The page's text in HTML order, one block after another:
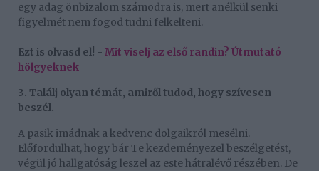
egy adag önbizalom számodra is, mert anélkül senki
figyelmét nem fogod tudni felkelteni.
Ezt is olvasd el! - Mit viselj az első randin? Útmutató
hölgyeknek
3. Találj olyan témát, amiről tudod, hogy szívesen
beszél.
A pasik imádnak a kedvenc dolgaikról mesélni.
Előfordulhat, hogy bár Te kezdeményezel beszélgetést,
végül jó hallgatóság leszel az este hátralévő részében. De